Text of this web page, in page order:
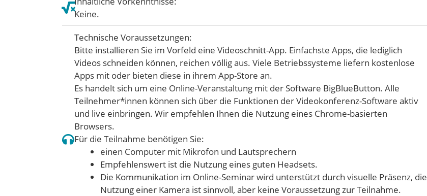
Keine.
Technische Voraussetzungen:
Bitte installieren Sie im Vorfeld eine Videoschnitt-App. Einfachste Apps, die lediglich
Videos schneiden können, reichen völlig aus. Viele Betriebssysteme liefern kostenlose
Apps mit oder bieten diese in ihrem App-Store an.
Es handelt sich um eine Online-Veranstaltung mit der Software BigBlueButton. Alle
Teilnehmer*innen können sich über die Funktionen der Videokonferenz-Software aktiv
und live einbringen. Wir empfehlen Ihnen die Nutzung eines Chrome-basierten
Browsers.
Für die Teilnahme benötigen Sie:
einen Computer mit Mikrofon und Lautsprechern
Empfehlenswert ist die Nutzung eines guten Headsets.
Die Kommunikation im Online-Seminar wird unterstützt durch visuelle Präsenz, die
Nutzung einer Kamera ist sinnvoll, aber keine Voraussetzung zur Teilnahme.